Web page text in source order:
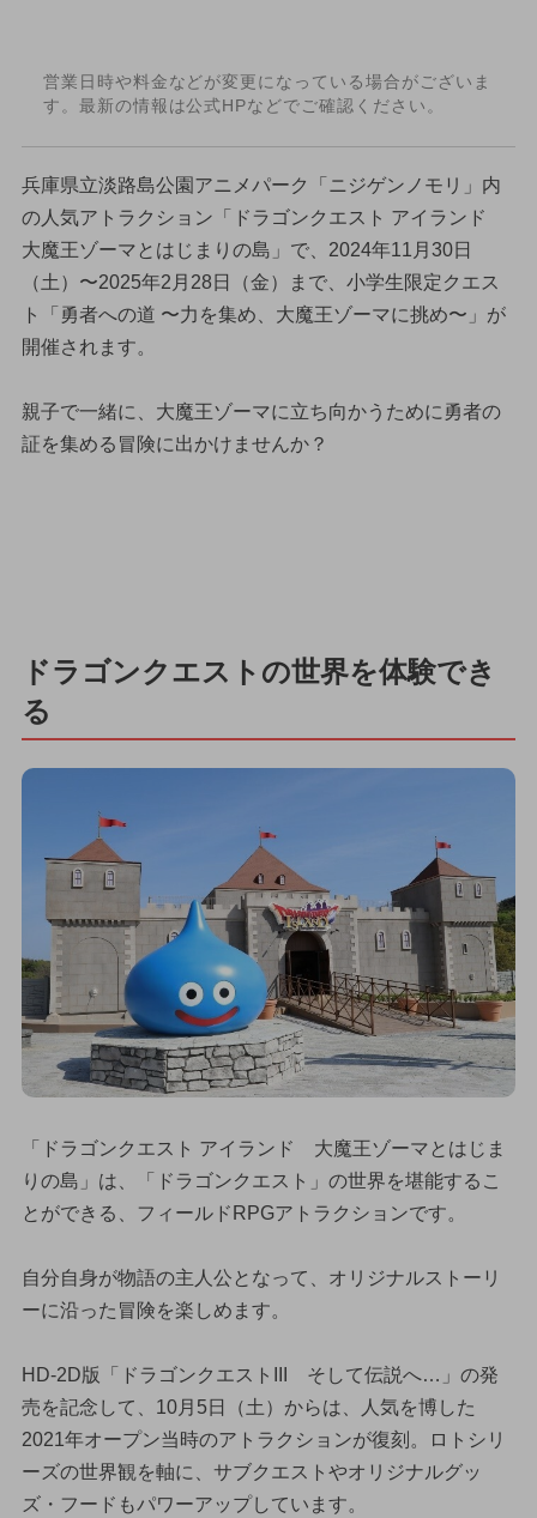
営業日時や料金などが変更になっている場合がございま
す。最新の情報は公式HPなどでご確認ください。
兵庫県立淡路島公園アニメパーク「ニジゲンノモリ」内
の人気アトラクション「ドラゴンクエスト アイランド
大魔王ゾーマとはじまりの島」で、2024年11月30日
（土）〜2025年2月28日（金）まで、小学生限定クエス
ト「勇者への道 〜力を集め、大魔王ゾーマに挑め〜」が
開催されます。
親子で一緒に、大魔王ゾーマに立ち向かうために勇者の
証を集める冒険に出かけませんか？
ドラゴンクエストの世界を体験でき
る
「ドラゴンクエスト アイランド 大魔王ゾーマとはじま
りの島」は、「ドラゴンクエスト」の世界を堪能するこ
とができる、フィールドRPGアトラクションです。
自分自身が物語の主人公となって、オリジナルストーリ
ーに沿った冒険を楽しめます。
HD-2D版「ドラゴンクエストIII そして伝説へ…」の発
売を記念して、10月5日（土）からは、人気を博した
2021年オープン当時のアトラクションが復刻。ロトシリ
ーズの世界観を軸に、サブクエストやオリジナルグッ
ズ・フードもパワーアップしています。